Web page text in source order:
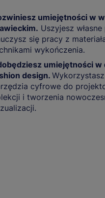
umiejętności w
Uszyjesz
się pracy z
wykończenia.
umiejętności w
design. Wykorzystasz
cyfrowe do
i tworzenia